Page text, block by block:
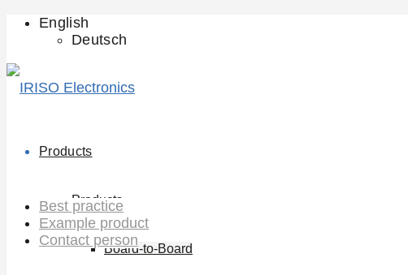
English
Deutsch
Products
Products
Board-to-Board
Best practice
Example product
Contact person